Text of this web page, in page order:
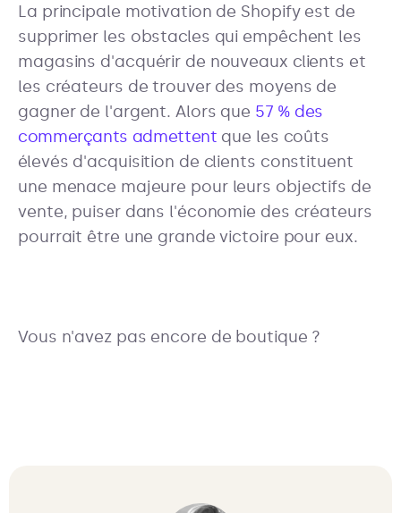
La principale motivation de Shopify est de
supprimer les obstacles qui empêchent les
magasins d'acquérir de nouveaux clients et
les créateurs de trouver des moyens de
gagner de l'argent. Alors que 57 % des
commerçants admettent que les coûts
élevés d'acquisition de clients constituent
une menace majeure pour leurs objectifs de
vente, puiser dans l'économie des créateurs
pourrait être une grande victoire pour eux.
Vous n'avez pas encore de boutique ?